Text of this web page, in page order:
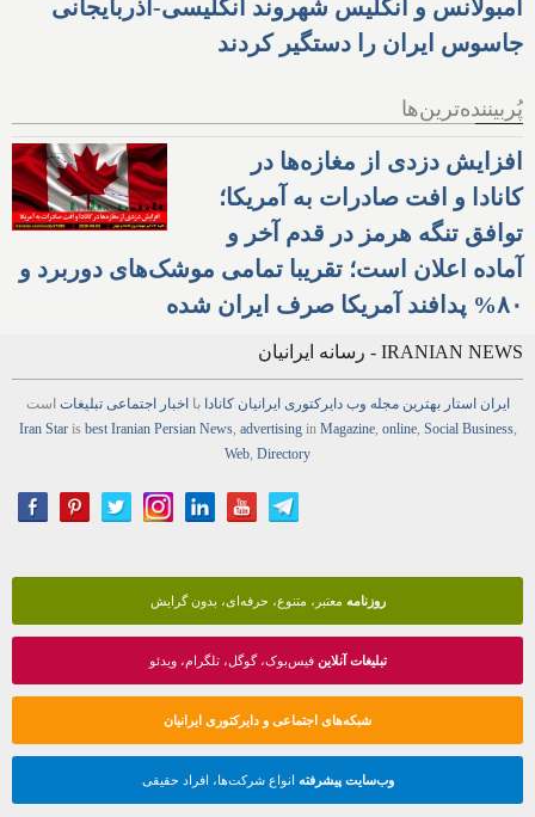
آمبولانس و انگلیس شهروند انگلیسی-آذربایجانی
جاسوس ایران را دستگیر کردند
پُربیننده‌ترین‌ها
افزایش دزدی از مغازه‌ها در
کانادا و افت صادرات به آمریکا؛
توافق تنگه هرمز در قدم آخر و
آماده اعلان است؛ تقریبا تمامی موشک‌های دوربرد و
۸۰% پدافند آمریکا صرف ایران شده
IRANIAN NEWS - رسانه ایرانیان
ایران استار بهترین مجله وب دایرکتوری ایرانیان کانادا بااخبار اجتماعی تبلیغات است
Iran Staris best Iranian Persian News, advertisingin Magazine, online, Social Business,
Web Directory
روزنامه معتبر، متنوع، حرفه‌ای، بدون گرایش
تبلیغات آنلاینفیس‌بوک، گوگل، تلگرام، ویدئو
شبکه‌های اجتماعی و دایرکتوری ایرانیان
وب‌سایت پیشرفته انواع شرکت‌ها، افراد حقیقی